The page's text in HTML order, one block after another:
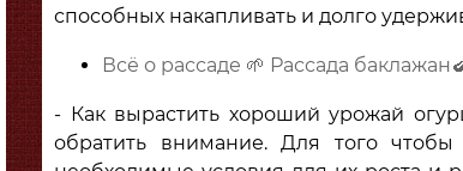
способных накапливать и долго
Всё о рассаде 🌱 Рассада
- Как вырастить хороший урожай
обратить внимание. Для того